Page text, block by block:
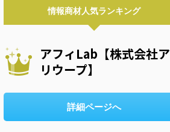
情報商材人気ランキング
アフィLab【株式会社ア
リウープ】
詳細ページへ